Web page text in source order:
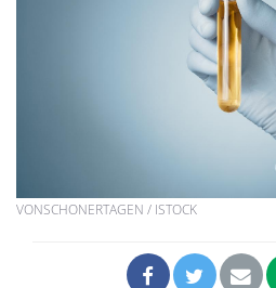
VONSCHONERTAGEN / ISTOCK